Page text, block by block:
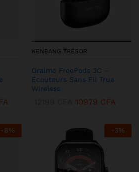
KENBANG TRÉSOR
Oraimo FreePods 3C –
Écouteurs Sans Fil True
Wireless
10979 CFA
-8% -3%